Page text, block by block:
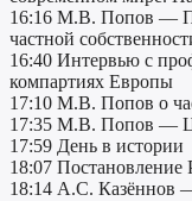
16:16 М.В. Попов —
частной
16:40 Интервью c
компартиях Европы
17:10 М.В. Попов о
17:35 М.В. Попов —
17:59 День в истории
18:07 Постановление
18:14 А.С. Казённов